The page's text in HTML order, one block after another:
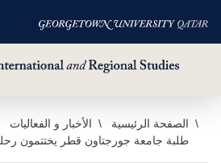
تخطي الصفحة الرئيسية الأخبار و الفعاليات
طلبة جامعة جورجتاون قطر يختتمون